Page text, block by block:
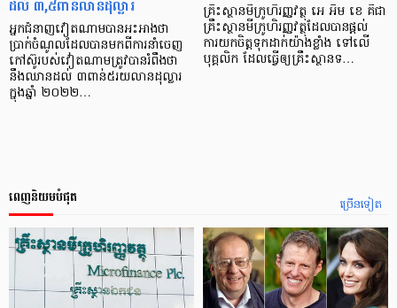
ដល់ ៣,៥ពាន់លានដុល្លារ
អ្នកជំនាញវៀតណាមបានអះអាងថា
ប្រាក់ចំណូលដែលបានមកពីការនាំចេញ
កៅស៊ូរបស់វៀតណាមត្រូវបានរំពឹងថា
នឹងឈានដល់ ៣ពាន់៥រយលានដុល្លារ
ក្នុងឆ្នាំ ២០២២…
គ្រឹះស្ថានមីក្រូហិរញ្ញវត្ថុ អេ អឹម ខេ គឺជា
គ្រឹះស្ថានមីក្រូហិរញ្ញវត្ថុដែលបានផ្ដល់
ការយកចិត្តទុកដាក់យ៉ាងខ្លាំង ទៅលើ
បុគ្គលិក ដែលធ្វើឲ្យគ្រឹះស្ថានទ…
ច្រើនទៀត
ពេញនិយមបំផុត